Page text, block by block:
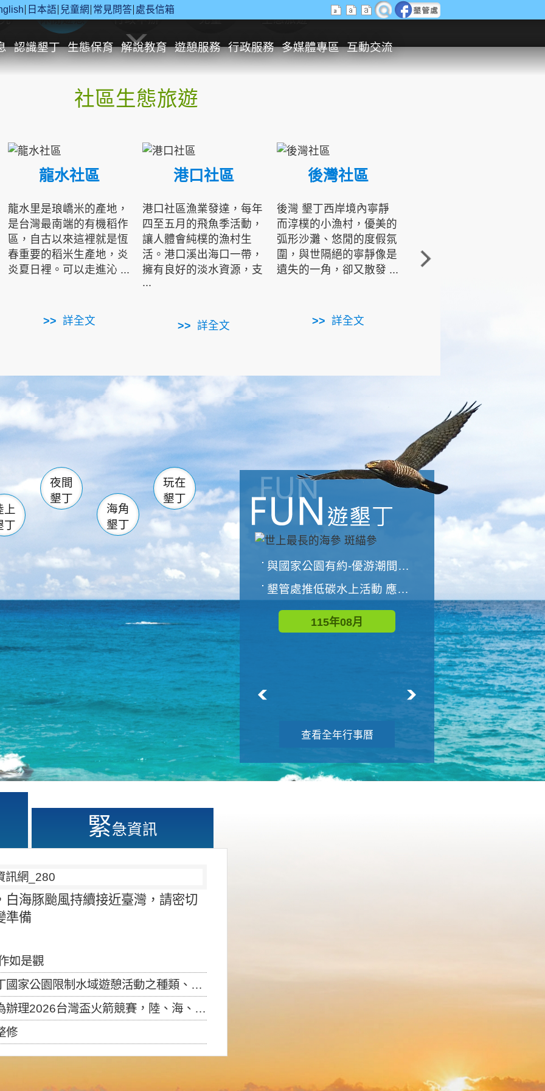
日本語 兒童網 常見問答 處長信箱
認識墾丁 生態保育 解說教育 遊憩服務 行政服務 多媒體專區 互動交流
休閒遊憩 行政申辦 兒童 生態旅遊
社區生態旅遊
龍水社區
龍水里是琅嶠米的產地，
是台灣最南端的有機稻作
區，自古以來這裡就是恆
春重要的稻米生產地，炎
炎夏日裡。可以走進沁 ...
詳全文
港口社區
港口社區漁業發達，每年
四至五月的飛魚季活動，
讓人體會純樸的漁村生
活。港口溪出海口一帶，
擁有良好的淡水資源，支
...
詳全文
後灣社區
後灣 墾丁西岸境內寧靜
而淳樸的小漁村，優美的
弧形沙灘、悠閒的度假氛
圍，與世隔絕的寧靜像是
遺失的一角，卻又散發 ...
詳全文
角的端點，冬季海浪拍打
著礁岸，旺盛的侵蝕作
南仁湖
滿州 佳樂水
森林遊樂區
墾管處遊客中心
社頂公園 風吹沙
船帆石 龍磐公園
香蕉灣 龍坑
鵝鑾鼻
上
丁
夜間
墾丁
海角
墾丁
玩在
墾丁
與國家公園有約-優游潮間探險者
墾管處推低碳水上活動 應屆畢業生限額免費參加
115年08月
世界地球清潔日 墾管處辦理「2026年墾丁國家公園沙灘淨灘活動
115年09月
查看全年行事曆
緊急資訊
海豚颱風持續接近臺灣，請密切
準備
如是觀
制水域遊憩活動之種類、範圍、時間及行為」，自即日生效。
盃火箭競賽，陸、海、空域警戒及協調相關事宜，因颱風備案事宜
修